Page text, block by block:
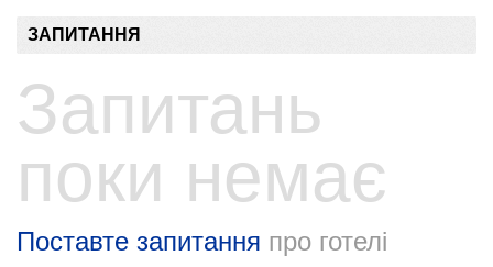
ЗАПИТАННЯ
Запитань
поки немає
Поставте запитання про готелі